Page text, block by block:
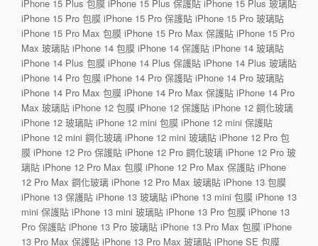
iPhone 15 Plus 包膜 iPhone 15 Plus 保護貼 iPhone 15 Plus 玻璃貼
iPhone 15 Pro 包膜 iPhone 15 Pro 保護貼 iPhone 15 Pro 玻璃貼
iPhone 15 Pro Max 包膜 iPhone 15 Pro Max 保護貼 iPhone 15 Pro
Max 玻璃貼 iPhone 14 包膜 iPhone 14 保護貼 iPhone 14 玻璃貼
iPhone 14 Plus 包膜 iPhone 14 Plus 保護貼 iPhone 14 Plus 玻璃貼
iPhone 14 Pro 包膜 iPhone 14 Pro 保護貼 iPhone 14 Pro 玻璃貼
iPhone 14 Pro Max 包膜 iPhone 14 Pro Max 保護貼 iPhone 14 Pro
Max 玻璃貼 iPhone 12 包膜 iPhone 12 保護貼 iPhone 12 鋼化玻璃
iPhone 12 玻璃貼 iPhone 12 mini 包膜 iPhone 12 mini 保護貼
iPhone 12 mini 鋼化玻璃 iPhone 12 mini 玻璃貼 iPhone 12 Pro 包
膜 iPhone 12 Pro 保護貼 iPhone 12 Pro 鋼化玻璃 iPhone 12 Pro 玻
璃貼 iPhone 12 Pro Max 包膜 iPhone 12 Pro Max 保護貼 iPhone
12 Pro Max 鋼化玻璃 iPhone 12 Pro Max 玻璃貼 iPhone 13 包膜
iPhone 13 保護貼 iPhone 13 玻璃貼 iPhone 13 mini 包膜 iPhone 13
mini 保護貼 iPhone 13 mini 玻璃貼 iPhone 13 Pro 包膜 iPhone 13
Pro 保護貼 iPhone 13 Pro 玻璃貼 iPhone 13 Pro Max 包膜 iPhone
13 Pro Max 保護貼 iPhone 13 Pro Max 玻璃貼 iPhone SE 包膜